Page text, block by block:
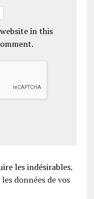
in this
les indésirables.
données de vos